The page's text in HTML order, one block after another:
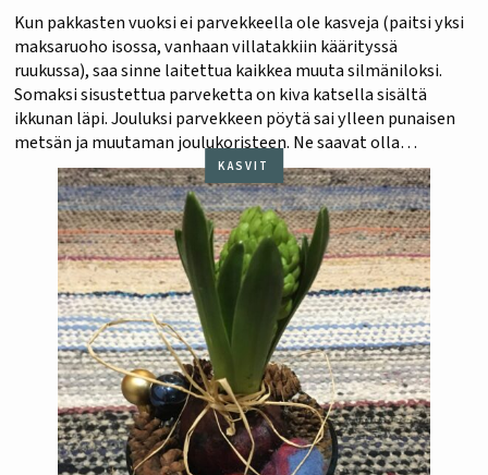
Kun pakkasten vuoksi ei parvekkeella ole kasveja (paitsi yksi
maksaruoho isossa, vanhaan villatakkiin käärityssä
ruukussa), saa sinne laitettua kaikkea muuta silmäniloksi.
Somaksi sisustettua parveketta on kiva katsella sisältä
ikkunan läpi. Jouluksi parvekkeen pöytä sai ylleen punaisen
metsän ja muutaman joulukoristeen. Ne saavat olla
paikoillaan loppiaiseen. Sitten pitenevä päivä alkaa jo tuoda
kevättä puutarhaihmisen mieleen. Kaunis…
KASVIT